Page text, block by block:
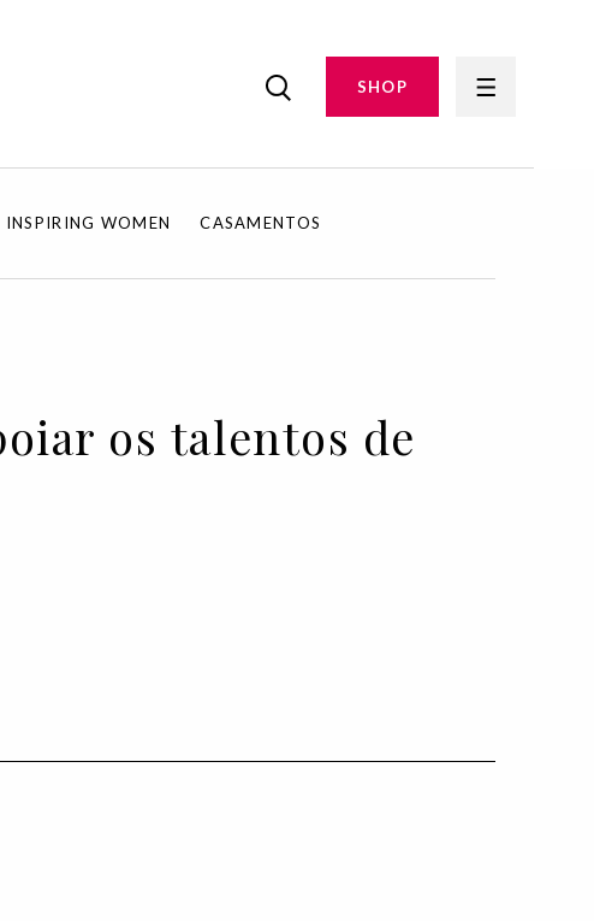
SHOP
INSPIRING WOMEN CASAMENTOS
os talentos de